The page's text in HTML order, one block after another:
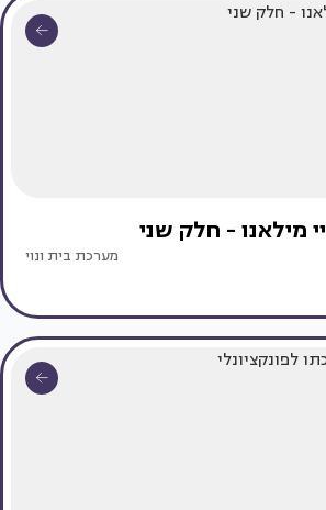
מילאנו - חלק שני
מערכת בית ונוי